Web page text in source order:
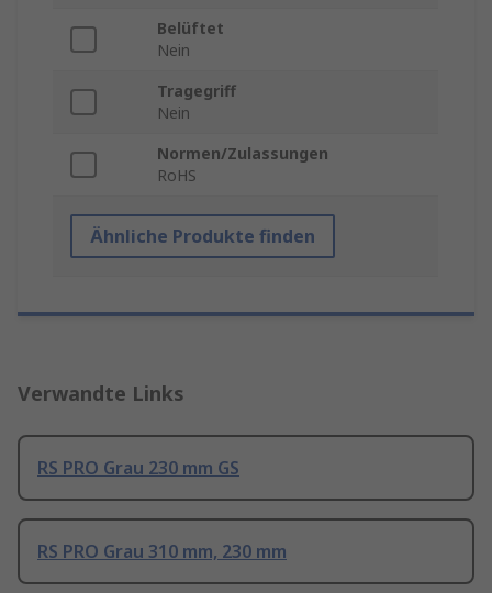
Belüftet
Nein
Tragegriff
Nein
Normen/Zulassungen
RoHS
Ähnliche Produkte finden
Verwandte Links
RS PRO Grau 230 mm GS
RS PRO Grau 310 mm, 230 mm